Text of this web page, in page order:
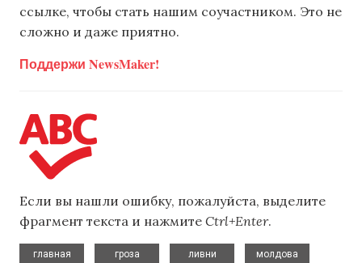
ссылке, чтобы стать нашим соучастником. Это не
сложно и даже приятно.
Поддержи NewsMaker!
Если вы нашли ошибку, пожалуйста, выделите
фрагмент текста и нажмите Ctrl+Enter.
главная
гроза
ливни
молдова